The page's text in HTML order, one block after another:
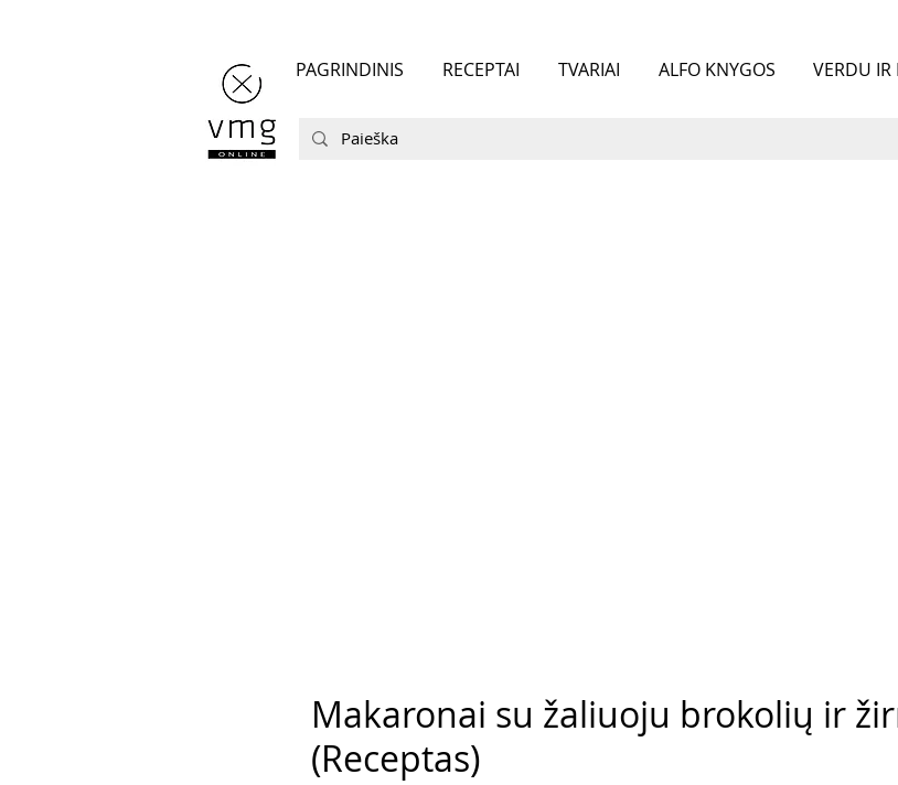
PAGRINDINIS RECEPTAI TVARIAI ALFO KNYGOS VERDU IR
Makaronai su žaliuoju brokolių ir
(Receptas)